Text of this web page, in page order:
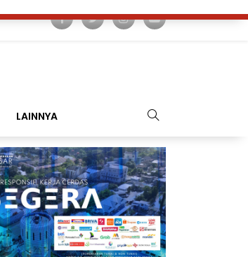
LAINNYA